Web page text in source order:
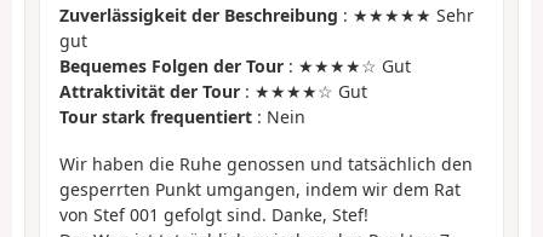
Zuverlässigkeit der Beschreibung : ★★★★★ Sehr
gut
Bequemes Folgen der Tour : ★★★★☆ Gut
Attraktivität der Tour : ★★★★☆ Gut
Tour stark frequentiert : Nein
Wir haben die Ruhe genossen und tatsächlich den
gesperrten Punkt umgangen, indem wir dem Rat
von Stef 001 gefolgt sind. Danke, Stef!